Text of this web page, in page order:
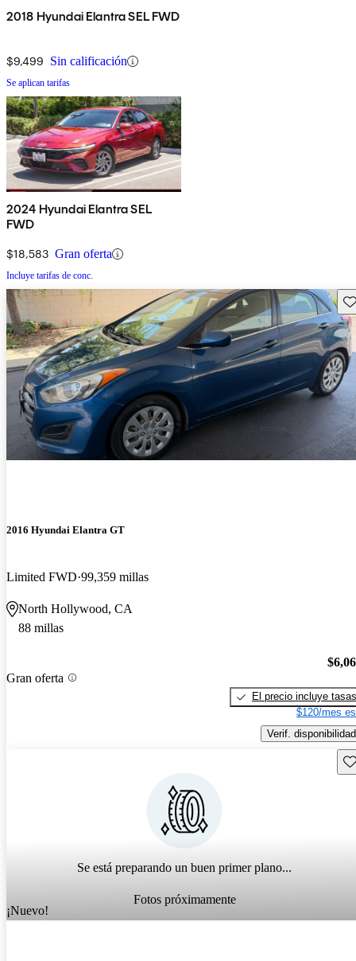
2018 Hyundai Elantra SEL FWD
$9,499 Sin calificación
Se aplican tarifas
2024 Hyundai Elantra SEL
FWD
$18,583 Gran oferta
Incluye tarifas de conc.
2016 Hyundai Elantra GT
Limited FWD 99,359 millas
North Hollywood, CA
88 millas
Gran oferta
El precio incluye tasas
$120/mes
Verif. disponibilidad
Se está preparando un buen primer plano...
Fotos próximamente
¡Nuevo!